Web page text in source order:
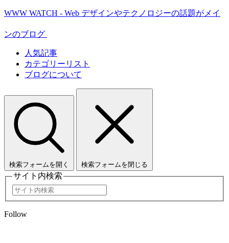
WWW WATCH - Web デザインやテクノロジーの話題がメイ
ンのブログ
人気記事
カテゴリーリスト
ブログについて
検索フォームを開く 検索フォームを閉じる
サイト内検索
Follow